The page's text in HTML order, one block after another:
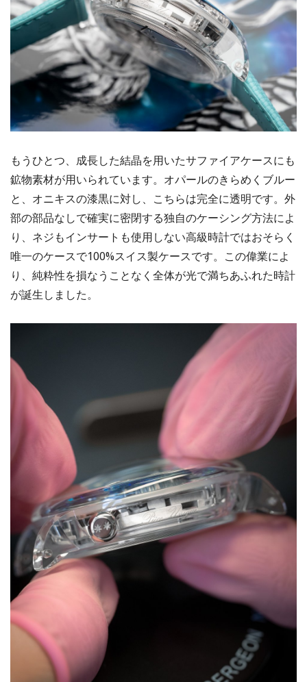
もうひとつ、成長した結晶を用いたサファイアケースにも
鉱物素材が用いられています。オパールのきらめくブルー
と、オニキスの漆黒に対し、こちらは完全に透明です。外
部の部品なしで確実に密閉する独自のケーシング方法によ
り、ネジもインサートも使用しない高級時計ではおそらく
唯一のケースで100%スイス製ケースです。この偉業によ
り、純粋性を損なうことなく全体が光で満ちあふれた時計
が誕生しました。